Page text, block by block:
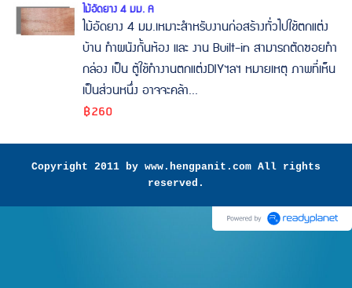
ไม้อัดยาง 4 มม. A
ไม้อัดยาง 4 มม.เหมาะสำหรับงานก่อสร้างทั่วไปใช้ตกแต่ง
บ้าน ทำผนังกั้นห้อง และ งาน Built-in สามารถตัดซอยทำ
กล่อง เป็น ตู้ใช้ทำงานตกแต่งDIYฯลฯ หมายเหตุ ภาพที่เห็น
เป็นส่วนหนึ่ง อาจจะคล้า...
฿260
Copyright 2011 by www.hengpanit.com All rights
reserved.